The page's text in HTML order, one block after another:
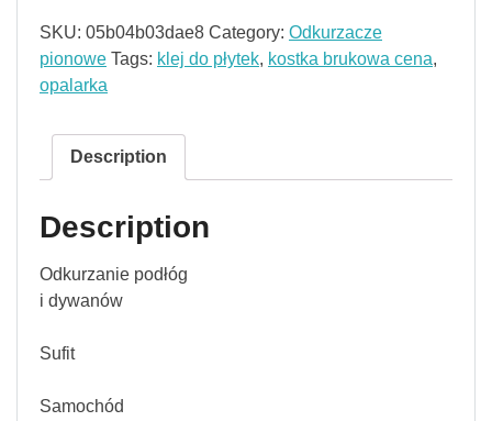
SKU: 05b04b03dae8 Category: Odkurzacze
pionowe Tags: klej do płytek, kostka brukowa cena,
opalarka
Description
Description
Odkurzanie podłóg
i dywanów
Sufit
Samochód